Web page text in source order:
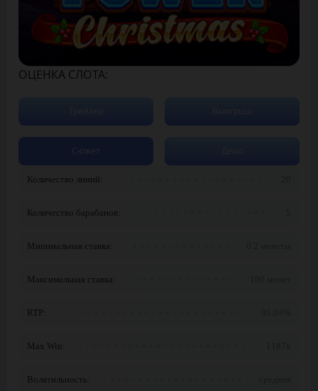
ОЦЕНКА СЛОТА:
Количество линий:
Количество барабанов:
Минимальная ставка:
Максимальная ставка:
RTP:
Max Win:
Волатильность:
Сюжет